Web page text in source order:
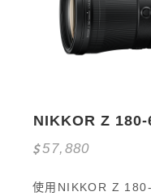
NIKKOR Z
57,880
使用NIKKOR Z